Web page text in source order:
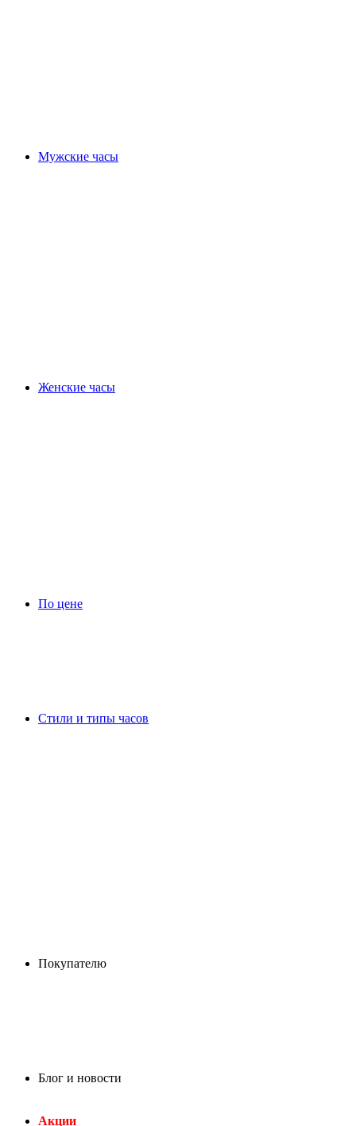
Мужские часы
Женские часы
По цене
Стили и типы часов
Покупателю
Блог и новости
Акции